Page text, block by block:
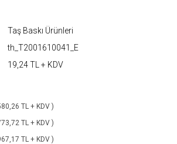
Taş Baskı Ürünleri
th_T2001610041_E
19,24 TL + KDV
TL + KDV )
TL + KDV )
TL + KDV )